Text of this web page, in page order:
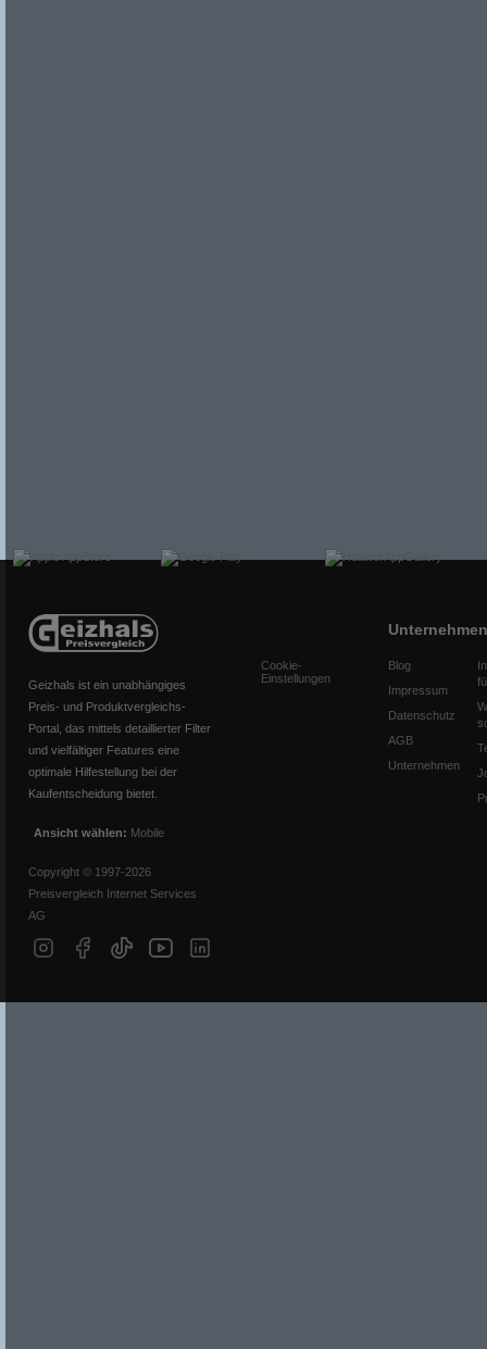
Geizhals ist ein unabhängiges
Preis- und Produktvergleichs-
Portal, das mittels detaillierter Filter
und vielfältiger Features eine
optimale Hilfestellung bei der
Kaufentscheidung bietet.
Ansicht wählen: Mobile
Copyright © 1997-2026
Preisvergleich Internet Services
AG
Cookie-
Einstellungen
Unternehmen
Blog
Impressum
Datenschutz
AGB
Unternehmen